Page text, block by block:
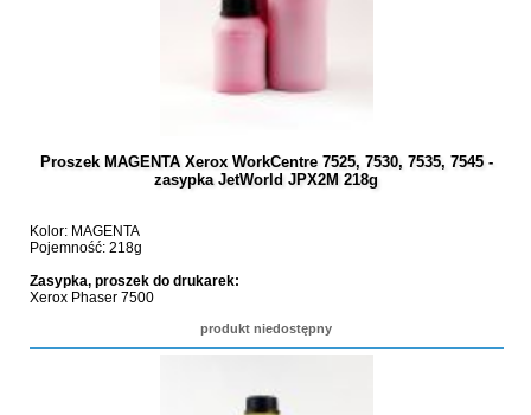
Proszek MAGENTA Xerox WorkCentre 7525, 7530, 7535, 7545 -
zasypka JetWorld JPX2M 218g
Kolor: MAGENTA
Pojemność: 218g
Zasypka, proszek do drukarek:
Xerox Phaser 7500
produkt niedostępny